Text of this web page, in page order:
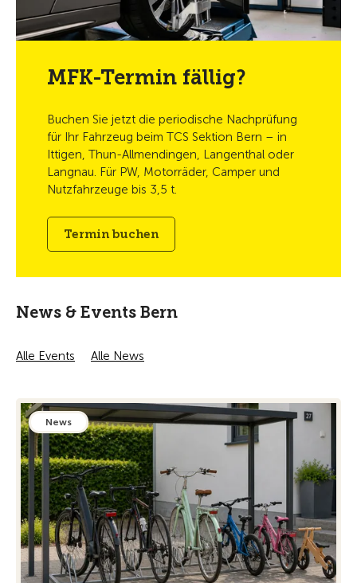
MFK-Termin fällig?
Buchen Sie jetzt die periodische Nachprüfung
für Ihr Fahrzeug beim TCS Sektion Bern – in
Ittigen, Thun-Allmendingen, Langenthal oder
Langnau. Für PW, Motorräder, Camper und
Nutzfahrzeuge bis 3,5 t.
Termin buchen
News & Events Bern
Alle Events Alle News
News